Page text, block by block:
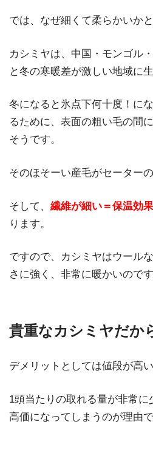
では、なぜ細くて柔らかいかと
カシミヤは、中国・モンゴル
と冬の寒暖差が激しい地域に
冬になると氷点下何十度！に
るために、表面の粗い毛の間
そうです。
そのほそーい産毛がセーター
そして、 繊維が細い＝保温効
ります。
ですので、カシミヤはウール
さに強く、非常に暖かいのです
貴重なカシミヤだか
デメリットとしては値段が高い
1頭当たりの取れる量が非常に
高価になってしまうのが理由で